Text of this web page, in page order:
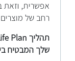
אפשרית, וזאת
רחב של
שלך המבטיח